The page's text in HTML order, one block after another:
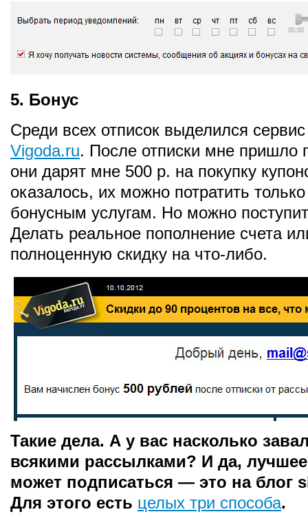
5. Бонус
Среди всех отписок выделился сервис
Vigoda.ru. После отписки мне пришло
они дарят мне 500 р. на покупку
оказалось, их можно потратить
бонусным услугам. Но можно
Делать реальное пополнение счета
полноценную скидку на что-либо.
Такие дела. А у вас насколько
всякими рассылками? И да,
может подписаться — это на блог
Для этого есть целых три способа.